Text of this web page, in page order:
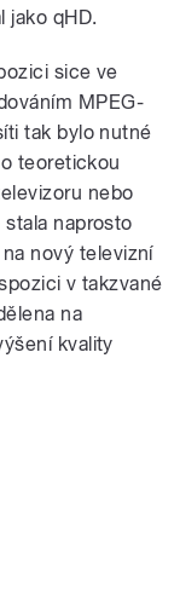
jako qHD.
sice ve
MPEG-
tak bylo nutné
teoretickou
nebo
naprosto
nový televizní
v takzvané
na
kvality